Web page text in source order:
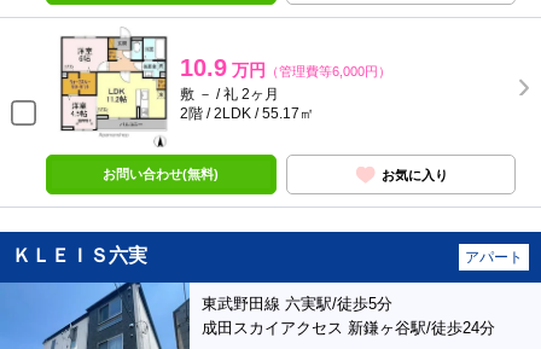
10.9 万円 （管理費等6,000円）
敷 － / 礼 2ヶ月
2階 / 2LDK / 55.17㎡
お問い合わせ(無料) お気に入り
ＫＬＥＩＳ六実 アパート
東武野田線 六実駅/徒歩5分
成田スカイアクセス 新鎌ヶ谷駅/徒歩24分